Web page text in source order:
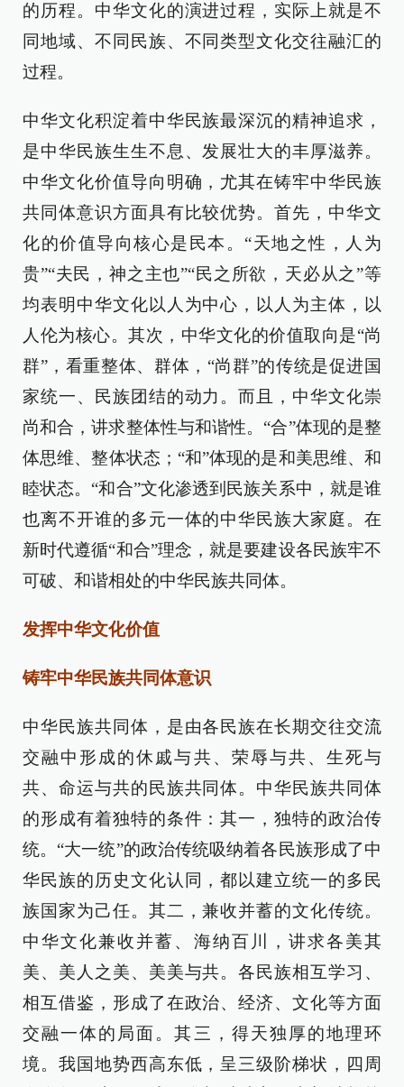
的历程。中华文化的演进过程，实际上就是不
同地域、不同民族、不同类型文化交往融汇的
过程。
中华文化积淀着中华民族最深沉的精神追求，
是中华民族生生不息、发展壮大的丰厚滋养。
中华文化价值导向明确，尤其在铸牢中华民族
共同体意识方面具有比较优势。首先，中华文
化的价值导向核心是民本。“天地之性，人为
贵”“夫民，神之主也”“民之所欲，天必从之”等
均表明中华文化以人为中心，以人为主体，以
人伦为核心。其次，中华文化的价值取向是“尚
群”，看重整体、群体，“尚群”的传统是促进国
家统一、民族团结的动力。而且，中华文化崇
尚和合，讲求整体性与和谐性。“合”体现的是整
体思维、整体状态；“和”体现的是和美思维、和
睦状态。“和合”文化渗透到民族关系中，就是谁
也离不开谁的多元一体的中华民族大家庭。在
新时代遵循“和合”理念，就是要建设各民族牢不
可破、和谐相处的中华民族共同体。
发挥中华文化价值
铸牢中华民族共同体意识
中华民族共同体，是由各民族在长期交往交流
交融中形成的休戚与共、荣辱与共、生死与
共、命运与共的民族共同体。中华民族共同体
的形成有着独特的条件：其一，独特的政治传
统。“大一统”的政治传统吸纳着各民族形成了中
华民族的历史文化认同，都以建立统一的多民
族国家为己任。其二，兼收并蓄的文化传统。
中华文化兼收并蓄、海纳百川，讲求各美其
美、美人之美、美美与共。各民族相互学习、
相互借鉴，形成了在政治、经济、文化等方面
交融一体的局面。其三，得天独厚的地理环
境。我国地势西高东低，呈三级阶梯状，四周